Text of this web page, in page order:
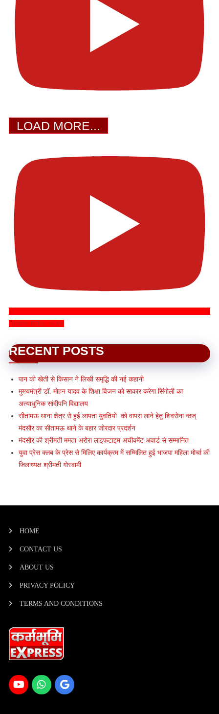
LOAD MORE...
SUBSCRIBE NOW
RECENT POSTS
पान की खेती से किसान ने लिखी समृद्धि की नई कहानी
मुख्यमंत्री डॉ. मोहन यादव के शिक्षा विजन को साकार करेगा सिंगोली का
अत्याधुनिक सांदीपनि विद्यालय
सीतामऊ थाना क्षेत्र से हुई लापता युवतियो को वापस लाने हेतु शिवसेना न्ठज्
मंदसौर का सीतामऊ थाने के बहार जोरदार प्रदर्शन
मंदसौर की श्रीमती ममता अरोरा लाइफटाइम अचीवमेंट अवार्ड से सम्मानित
युवा प्रेस क्लब के प्रेस से मिलिए कार्यक्रम में सम्मिलित हुई भाजपा महिला मोर्चा की
जिलाध्यक्ष श्रीमती गोस्वामी
HOME
CONTACT US
ABOUT US
PRIVACY POLICY
TERMS AND CONDITIONS